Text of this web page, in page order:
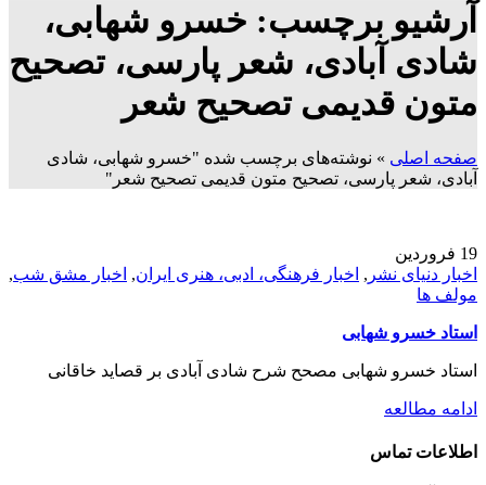
آرشیو برچسب: خسرو شهابی،
شادی آبادی، شعر پارسی، تصحیح
متون قدیمی تصحیح شعر
صفحه اصلی » نوشته‌های برچسب شده "خسرو شهابی، شادی
آبادی، شعر پارسی، تصحیح متون قدیمی تصحیح شعر"
19 فروردین
اخبار دنیای نشر , اخبار فرهنگی، ادبی، هنری ایران, اخبار مشق شب,
مولف ها
استاد خسرو شهابی
استاد خسرو شهابی مصحح شرح شادی آبادی بر قصاید خاقانی
ادامه مطالعه
اطلاعات تماس